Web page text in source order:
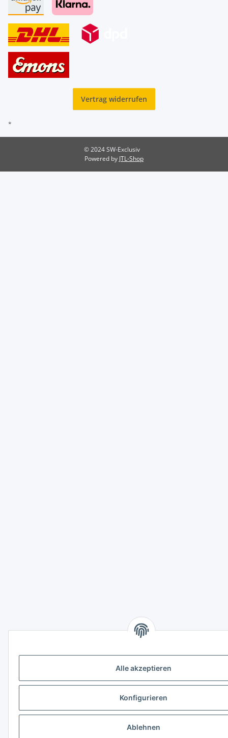
Alle akzeptieren
Konfigurieren
Ablehnen
Vertrag widerrufen
*
© 2024 SW-Exclusiv
Powered by JTL-Shop